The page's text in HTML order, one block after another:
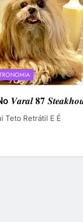
𝑽𝒂𝒓𝒂𝒍 𝟖𝟕
Teto Retrátil E É